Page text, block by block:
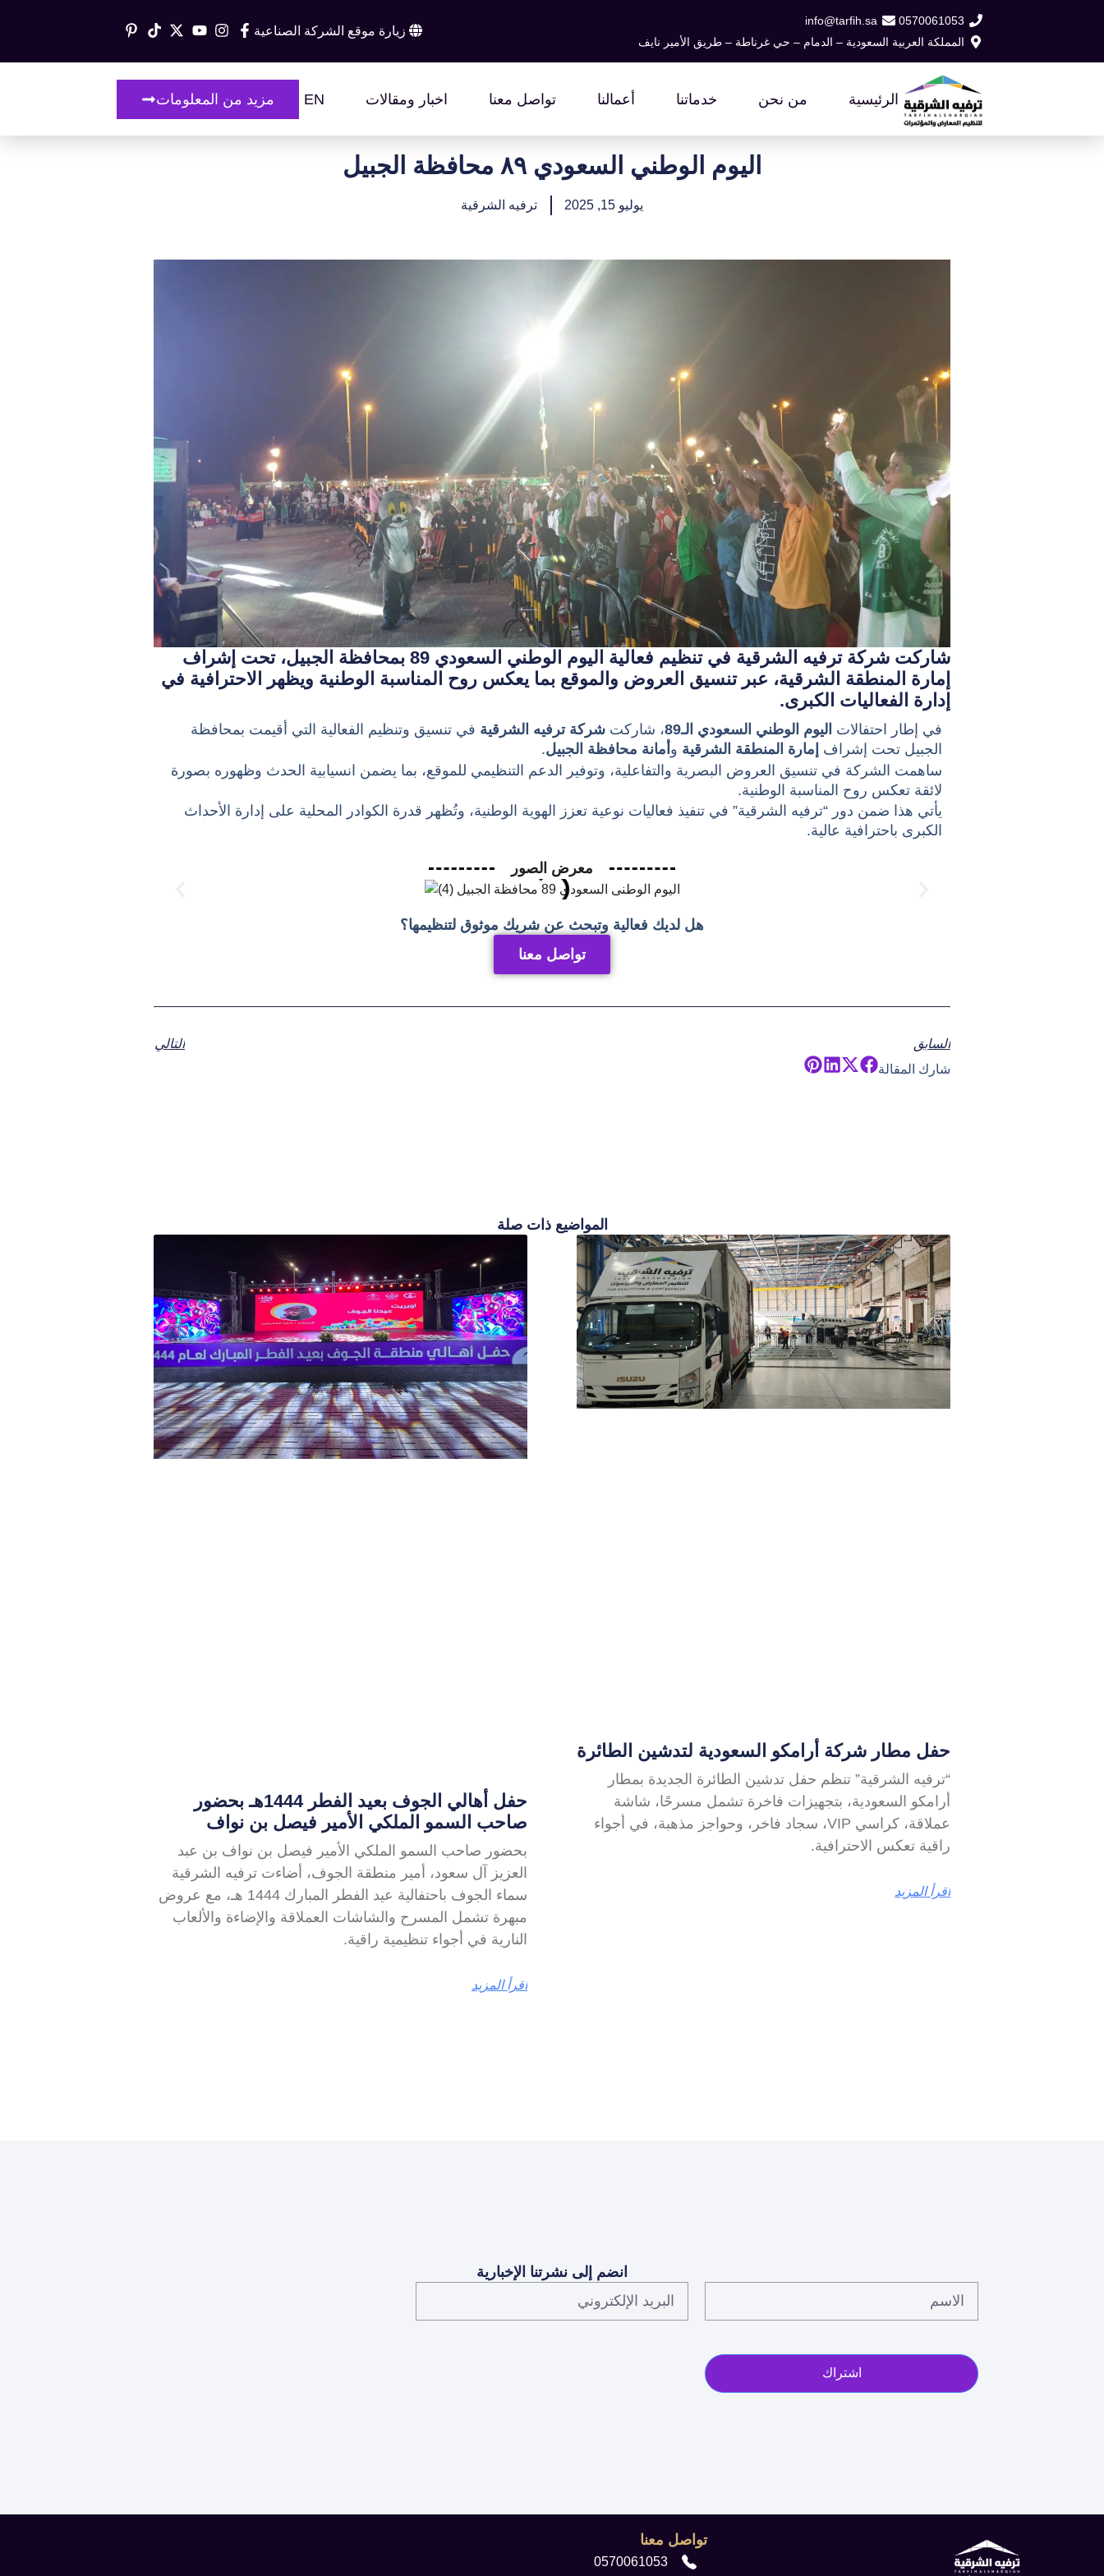
المحتوى
0570061053
info@tarfih.sa
المملكة العربية السعودية – الدمام – حي غرناطة – طريق الأمير نايف
زيارة موقع الشركة الصناعية
الرئيسية من نحن خدماتنا أعمالنا تواصل معنا اخبار ومقالات EN مزيد من المعلومات
اليوم الوطني السعودي ٨٩ محافظة الجبيل
يوليو 15, 2025 ترفيه الشرقية
شاركت شركة ترفيه الشرقية في تنظيم فعالية اليوم الوطني السعودي 89 بمحافظة الجبيل، تحت إشراف
إمارة المنطقة الشرقية، عبر تنسيق العروض والموقع بما يعكس روح المناسبة الوطنية ويظهر الاحترافية في
إدارة الفعاليات الكبرى.
في إطار احتفالات اليوم الوطني السعودي الـ89 ، شاركت شركة ترفيه الشرقية في تنسيق وتنظيم الفعالية التي أقيمت بمحافظة
الجبيل تحت إشراف إمارة المنطقة الشرقية و أمانة محافظة الجبيل.
ساهمت الشركة في تنسيق العروض البصرية والتفاعلية، وتوفير الدعم التنظيمي للموقع، بما يضمن انسيابية الحدث وظهوره بصورة
لائقة تعكس روح المناسبة الوطنية.
يأتي هذا ضمن دور “ترفيه الشرقية” في تنفيذ فعاليات نوعية تعزز الهوية الوطنية، وتُظهر قدرة الكوادر المحلية على إدارة الأحداث
الكبرى باحترافية عالية.
معرض الصور
هل لديك فعالية وتبحث عن شريك موثوق لتنظيمها؟
تواصل معنا
السابق
التالي
شارك المقالة
المواضيع ذات صلة
حفل مطار شركة أرامكو السعودية لتدشين الطائرة
“ترفيه الشرقية” تنظم حفل تدشين الطائرة الجديدة بمطار
أرامكو السعودية، بتجهيزات فاخرة تشمل مسرحًا، شاشة
عملاقة، كراسي VIP، سجاد فاخر، وحواجز مذهبة، في أجواء
راقية تعكس الاحترافية.
اقرأ المزيد
حفل أهالي الجوف بعيد الفطر 1444هـ بحضور
صاحب السمو الملكي الأمير فيصل بن نواف
بحضور صاحب السمو الملكي الأمير فيصل بن نواف بن عبد
العزيز آل سعود، أمير منطقة الجوف، أضاءت ترفيه الشرقية
سماء الجوف باحتفالية عيد الفطر المبارك 1444 هـ، مع عروض
مبهرة تشمل المسرح والشاشات العملاقة والإضاءة والألعاب
النارية في أجواء تنظيمية راقية.
اقرأ المزيد
انضم إلى نشرتنا الإخبارية
الاسم
البريد
الإلكتروني
اشتراك
تواصل معنا
0570061053